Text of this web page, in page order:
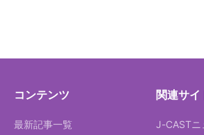
コンテンツ
最新記事一覧
関連サイ
J-CASTニ